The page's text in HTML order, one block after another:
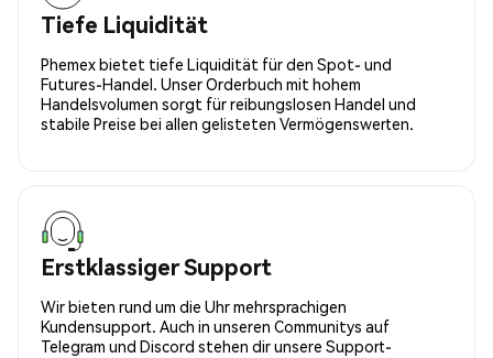
Tiefe Liquidität
Phemex bietet tiefe Liquidität für den Spot- und
Futures-Handel. Unser Orderbuch mit hohem
Handelsvolumen sorgt für reibungslosen Handel und
stabile Preise bei allen gelisteten Vermögenswerten.
Erstklassiger Support
Wir bieten rund um die Uhr mehrsprachigen
Kundensupport. Auch in unseren Communitys auf
Telegram und Discord stehen dir unsere Support-